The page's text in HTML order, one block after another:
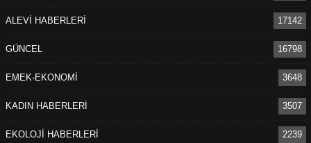
ALEVİ HABERLERİ 17142
GÜNCEL 16798
EMEK-EKONOMİ 3648
KADIN HABERLERİ 3507
EKOLOJİ HABERLERİ 2239